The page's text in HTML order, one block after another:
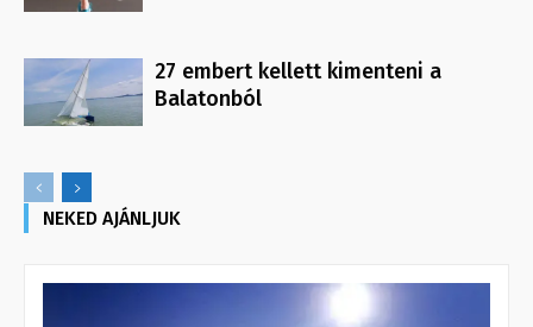
27 embert kellett kimenteni a
Balatonból
NEKED AJÁNLJUK